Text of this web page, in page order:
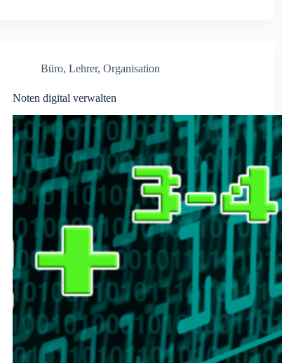
Büro,Lehrer,Organisation
Noten digital verwalten